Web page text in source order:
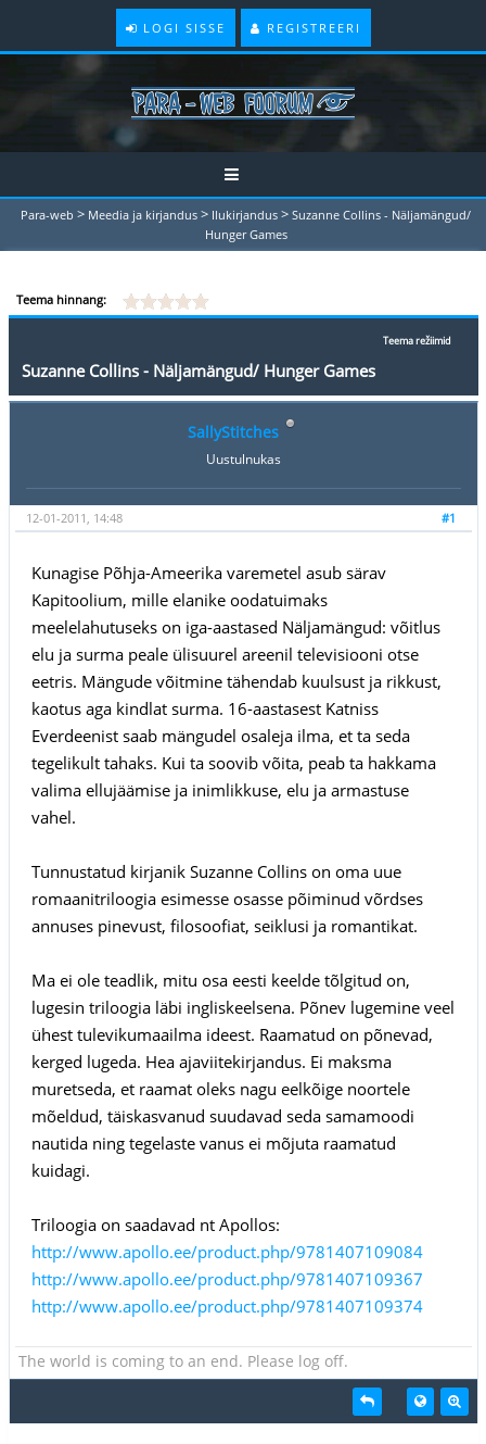
LOGI SISSE REGISTREERI
Para-web > Meedia ja kirjandus > Ilukirjandus > Suzanne Collins - Näljamängud/
Hunger Games
Teema hinnang:
Teema režiimid
Suzanne Collins - Näljamängud/ Hunger Games
SallyStitches
Uustulnukas
#1
12-01-2011, 14:48
Kunagise Põhja-Ameerika varemetel asub särav
Kapitoolium, mille elanike oodatuimaks
meelelahutuseks on iga-aastased Näljamängud: võitlus
elu ja surma peale ülisuurel areenil televisiooni otse
eetris. Mängude võitmine tähendab kuulsust ja rikkust,
kaotus aga kindlat surma. 16-aastasest Katniss
Everdeenist saab mängudel osaleja ilma, et ta seda
tegelikult tahaks. Kui ta soovib võita, peab ta hakkama
valima ellujäämise ja inimlikkuse, elu ja armastuse
vahel.
Tunnustatud kirjanik Suzanne Collins on oma uue
romaanitriloogia esimesse osasse põiminud võrdses
annuses pinevust, filosoofiat, seiklusi ja romantikat.
Ma ei ole teadlik, mitu osa eesti keelde tõlgitud on,
lugesin triloogia läbi ingliskeelsena. Põnev lugemine veel
ühest tulevikumaailma ideest. Raamatud on põnevad,
kerged lugeda. Hea ajaviitekirjandus. Ei maksma
muretseda, et raamat oleks nagu eelkõige noortele
mõeldud, täiskasvanud suudavad seda samamoodi
nautida ning tegelaste vanus ei mõjuta raamatud
kuidagi.
Triloogia on saadavad nt Apollos:
http://www.apollo.ee/product.php/9781407109084
http://www.apollo.ee/product.php/9781407109367
http://www.apollo.ee/product.php/9781407109374
The world is coming to an end. Please log off.